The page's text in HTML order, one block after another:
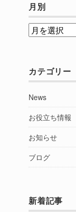
月別
月
カテゴリー
News
お役立ち情報
お知らせ
ブログ
新着記事